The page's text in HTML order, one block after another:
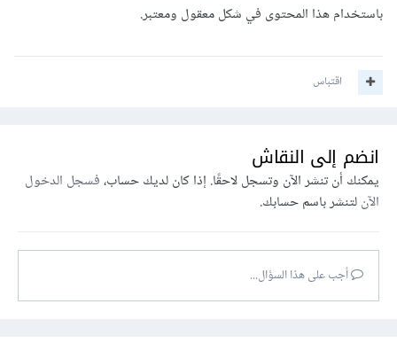
باستخدام هذا المحتوى في شكل معقول ومعتبر.
اقتباس
انضم إلى النقاش
يمكنك أن تنشر الآن وتسجل لاحقًا. إذا كان لديك حساب،فسجل الدخول
الآنلتنشر باسم حسابك.
أجب على هذا السؤال...